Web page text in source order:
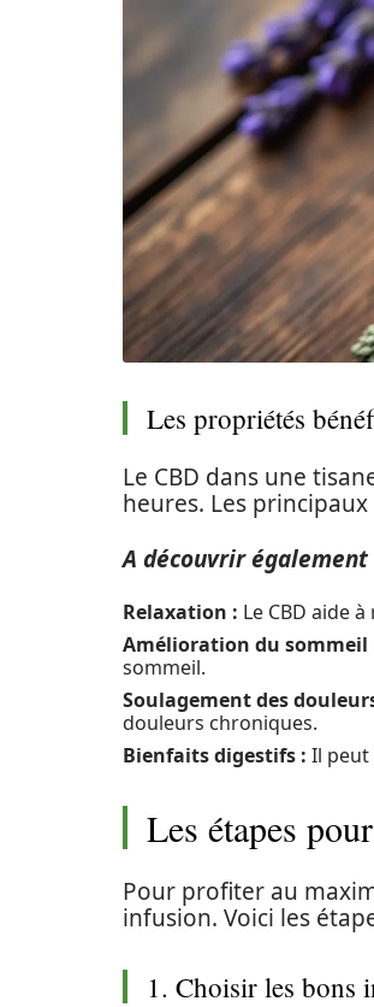
Les propriétés
Le CBD dans une
heures. Les
A découvrir également
Relaxation : Le CBD aide
Amélioration du sommeil
sommeil.
Soulagement des
douleurs chroniques.
Bienfaits digestifs : Il peut
Les étapes
Pour profiter au
infusion. Voici les
1. Choisir les bons